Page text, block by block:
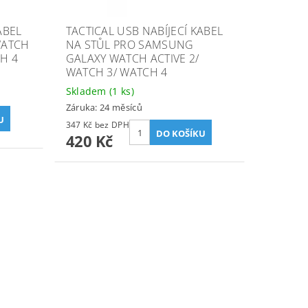
4
TACTICAL USB NABÍJECÍ KABEL
NA STŮL PRO SAMSUNG
GALAXY WATCH ACTIVE 2/
WATCH 3/ WATCH 4
Skladem(1 ks)
Záruka: 24 měsíců
347 Kč bez DPH
420 Kč